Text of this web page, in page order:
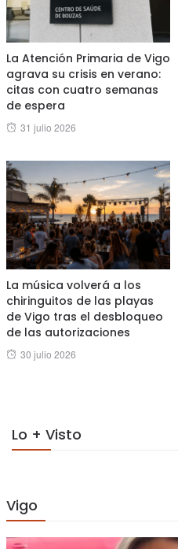
La Atención Primaria de Vigo
agrava su crisis en verano:
citas con cuatro semanas
de espera
Posted
31 julio 2026
La música volverá a los
chiringuitos de las playas
de Vigo tras el desbloqueo
de las autorizaciones
Posted
30 julio 2026
Lo + Visto
Vigo